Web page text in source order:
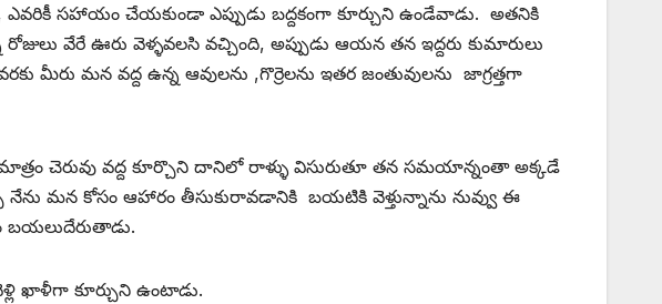
సహాయం చేయకుండా ఎప్పుడు బద్దకంగా కూర్చుని ఉండేవాడు. అతనికి
వేరే ఊరు వెళ్ళవలసి వచ్చింది, అప్పుడు ఆయన తన ఇద్దరు కుమారులు
మీరు మన వద్ద ఉన్న ఆవులను ,గొర్రెలను ఇతర జంతువులను జాగ్రత్తగా
చెరువు వద్ద కూర్చొని దానిలో రాళ్ళు విసురుతూ తన సమయాన్నంతా అక్కడే
మన కోసం ఆహారం తీసుకురావడానికి బయటికి వెళ్తున్నాను నువ్వు ఈ
బయలుదేరుతాడు.
ఖాళీగా కూర్చుని ఉంటాడు.